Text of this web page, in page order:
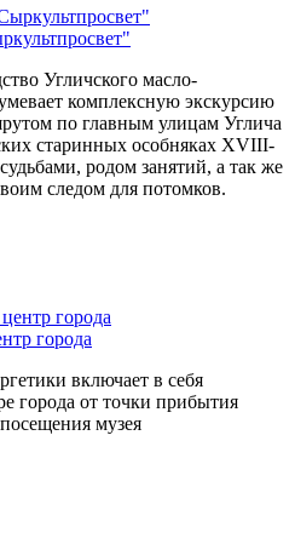
Угличского масло-
комплексную экскурсию
по главным улицам Углича
старинных особняках XVIII-
родом занятий, а так же
следом для потомков.
города
включает в себя
города от точки прибытия
музея